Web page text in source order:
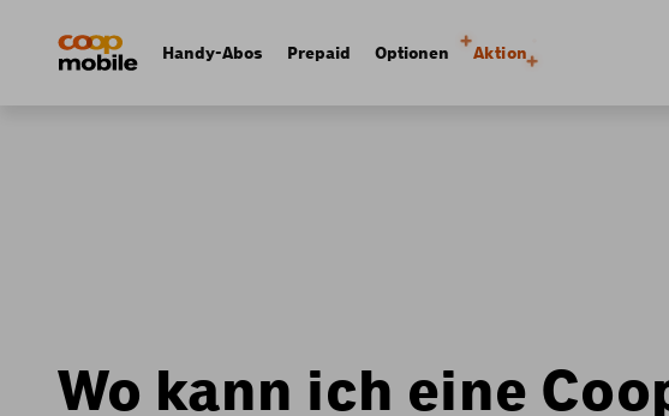
Navigation
principale
Handy-Abos Prepaid Optionen Aktion
Wo kann ich eine